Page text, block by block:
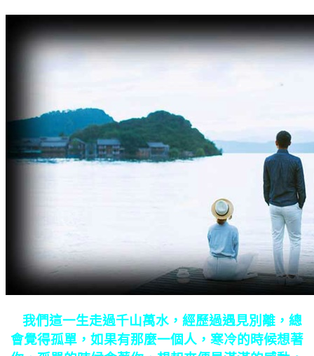
我們這一生走過千山萬水，經歷過遇見別離，總
會覺得孤單，如果有那麼一個人，寒冷的時候想著